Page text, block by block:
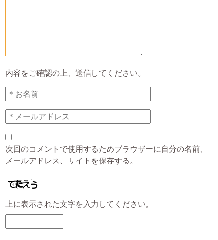
内容をご確認の上、送信してください。
次回のコメントで使用するためブラウザーに自分の名前、
メールアドレス、サイトを保存する。
上に表示された文字を入力してください。